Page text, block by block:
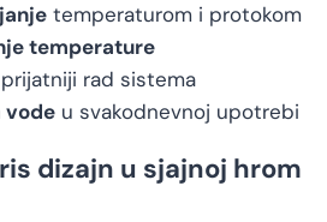
temperaturom i protokom
temperature
rad sistema
vode u svakodnevnoj upotrebi
dizajn u sjajnoj hrom